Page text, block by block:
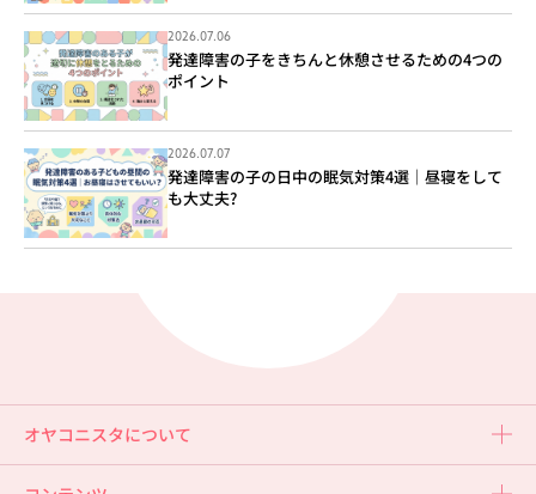
2026.07.06
発達障害の子をきちんと休憩させるための4つの
ポイント
2026.07.07
発達障害の子の日中の眠気対策4選｜昼寝をして
も大丈夫?
オヤコニスタについて